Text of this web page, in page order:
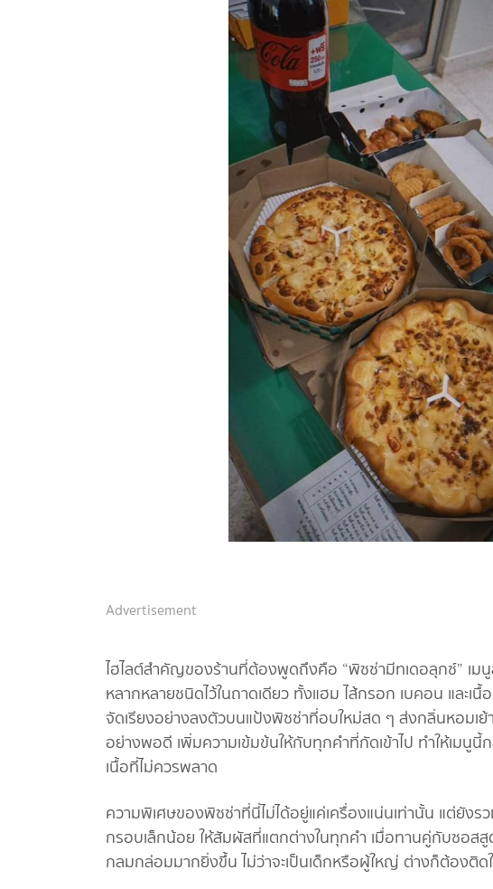
Advertisement
ไฮไลต์สำคัญของร้านที่ต้องพูดถึงคือ “พิซซ่ามีทเดอลุกซ์” เม
หลากหลายชนิดไว้ในถาดเดียว ทั้งแฮม ไส้กรอก เบคอน แล
จัดเรียงอย่างลงตัวบนแป้งพิซซ่าที่อบใหม่สด ๆ ส่งกลิ่นหอมเย้
อย่างพอดี เพิ่มความเข้มข้นให้กับทุกคำที่กัดเข้าไป ทำให้เมนู
เนื้อที่ไม่ควรพลาด
ความพิเศษของพิซซ่าที่นี่ไม่ได้อยู่แค่เครื่องแน่นเท่านั้น แต่ยัง
กรอบเล็กน้อย ให้สัมผัสที่แตกต่างในทุกคำ เมื่อทานคู่กับซอสสู
กลมกล่อมมากยิ่งขึ้น ไม่ว่าจะเป็นเด็กหรือผู้ใหญ่ ต่างก็ต้องติ